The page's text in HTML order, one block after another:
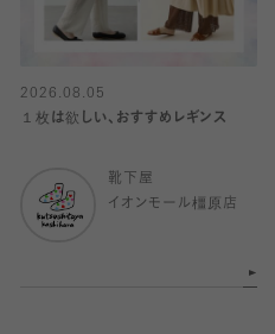
2026.08.05
１枚は欲しい、おすすめレギンス
靴下屋
イオンモール橿原店